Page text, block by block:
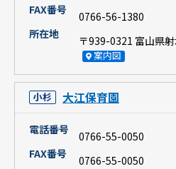
FAX番号
0766-56-1380
所在地
〒939-0321 富山県
案内図
小杉 大江保育園
電話番号
0766-55-0050
FAX番号
0766-55-0050